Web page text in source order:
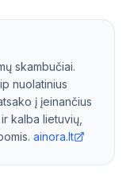
skambučiai.
nuolatinius
į įeinančius
kalba lietuvių,
ainora.lt